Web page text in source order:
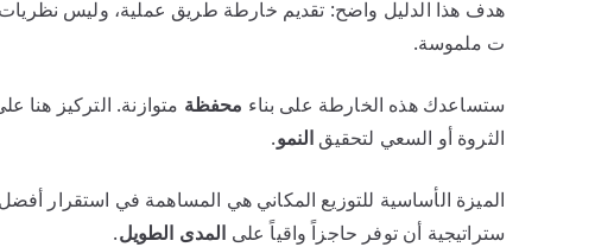
هدف هذا الدليل واضح: تقديم خارطة طريق عملية، وليس
ت ملموسة.
ستساعدك هذه الخارطة على بناء محفظة متوازنة. التركيز هنا
الثروة أو السعي لتحقيق النمو.
الميزة الأساسية للتوزيع المكاني هي المساهمة في استقرار
ستراتيجية أن توفر حاجزاً واقياً على المدى الطويل.